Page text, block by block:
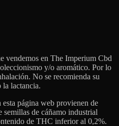
vendemos en The Imperium Cbd
y/o aromático. Por lo
No se recomienda su
la lactancia.
página web provienen de
semillas de cáñamo industrial
de THC inferior al 0,2%.